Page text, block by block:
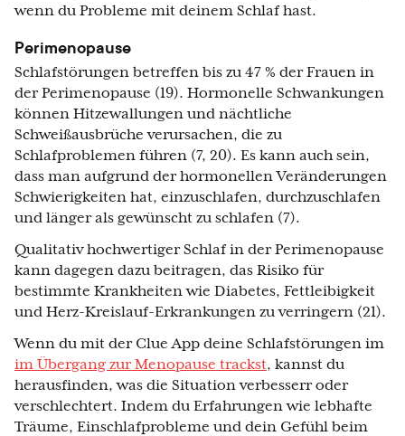
wenn du Probleme mit deinem Schlaf hast.
Perimenopause
Schlafstörungen betreffen bis zu 47 % der Frauen in
der Perimenopause (19). Hormonelle Schwankungen
können Hitzewallungen und nächtliche
Schweißausbrüche verursachen, die zu
Schlafproblemen führen (7, 20). Es kann auch sein,
dass man aufgrund der hormonellen Veränderungen
Schwierigkeiten hat, einzuschlafen, durchzuschlafen
und länger als gewünscht zu schlafen (7).
Qualitativ hochwertiger Schlaf in der Perimenopause
kann dagegen dazu beitragen, das Risiko für
bestimmte Krankheiten wie Diabetes, Fettleibigkeit
und Herz-Kreislauf-Erkrankungen zu verringern (21).
Wenn du mit der Clue App deine Schlafstörungen im
im Übergang zur Menopause trackst, kannst du
herausfinden, was die Situation verbesserr oder
verschlechtert. Indem du Erfahrungen wie lebhafte
Träume, Einschlafprobleme und dein Gefühl beim